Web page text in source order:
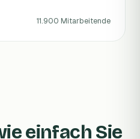
11.900 Mitarbeitende
einfach Sie